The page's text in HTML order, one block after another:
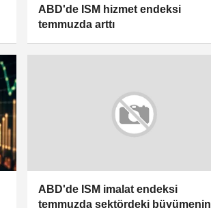
ABD'de ISM hizmet endeksi
temmuzda arttı
ABD'de ISM imalat endeksi
temmuzda sektördeki büyümenin